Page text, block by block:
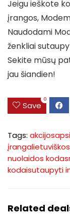
Jeigu ieškote
įrangos,
Naudodami
ženkliai
Sekite mūsų
jau šiandien!
Save
0
Tags: akcijos
įranga
nuolaidos kodas
kodaisutaupyti
Related